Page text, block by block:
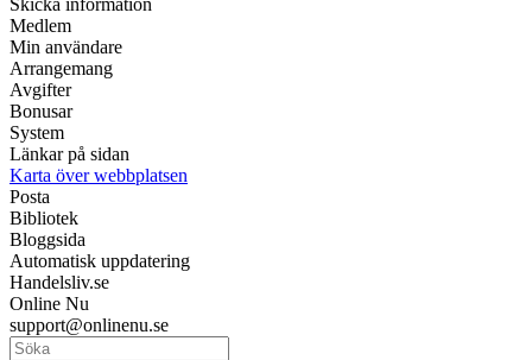
Skicka information
Medlem
Min användare
Arrangemang
Avgifter
Bonusar
System
Länkar på sidan
Karta över webbplatsen
Posta
Bibliotek
Bloggsida
Automatisk uppdatering
Handelsliv.se
Online Nu
support@onlinenu.se